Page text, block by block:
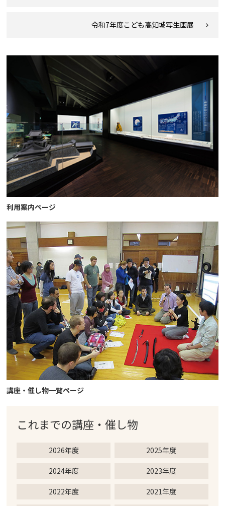
令和7年度こども高知城写生画展
利用案内ページ
講座・催し物一覧ページ
これまでの講座・催し物
2026年度 2025年度
2024年度 2023年度
2022年度 2021年度